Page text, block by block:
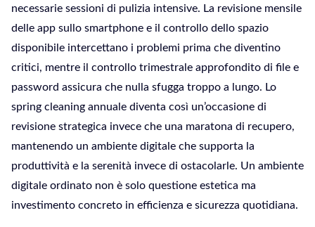
necessarie sessioni di pulizia intensive. La revisione mensile
delle app sullo smartphone e il controllo dello spazio
disponibile intercettano i problemi prima che diventino
critici, mentre il controllo trimestrale approfondito di file e
password assicura che nulla sfugga troppo a lungo. Lo
spring cleaning annuale diventa così un’occasione di
revisione strategica invece che una maratona di recupero,
mantenendo un ambiente digitale che supporta la
produttività e la serenità invece di ostacolarle. Un ambiente
digitale ordinato non è solo questione estetica ma
investimento concreto in efficienza e sicurezza quotidiana.